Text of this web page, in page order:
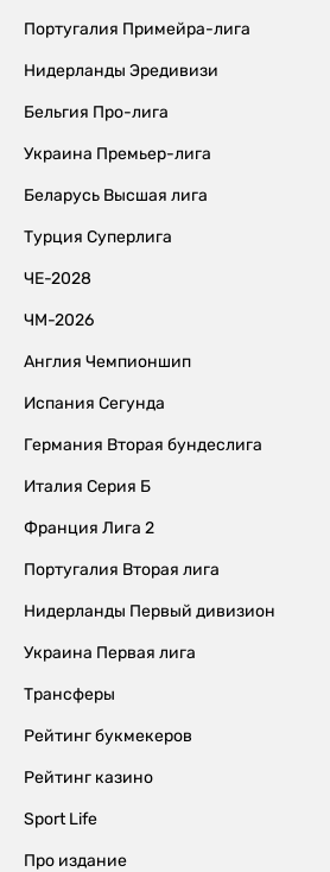
Португалия Примейра-лига
Нидерланды Эредивизи
Бельгия Про-лига
Украина Премьер-лига
Беларусь Высшая лига
Турция Суперлига
ЧЕ-2028
ЧМ-2026
Англия Чемпионшип
Испания Сегунда
Германия Вторая бундеслига
Италия Серия Б
Франция Лига 2
Португалия Вторая лига
Нидерланды Первый дивизион
Украина Первая лига
Трансферы
Рейтинг букмекеров
Рейтинг казино
Sport Life
Про издание